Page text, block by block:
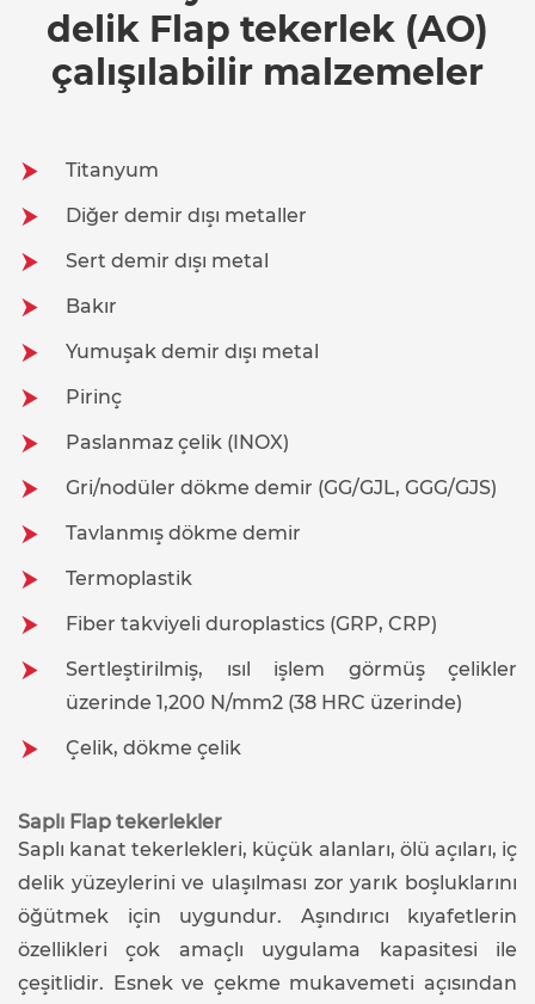
delik Flap tekerlek (AO)
çalışılabilir malzemeler
Titanyum
Diğer demir dışı metaller
Sert demir dışı metal
Bakır
Yumuşak demir dışı metal
Pirinç
Paslanmaz çelik (INOX)
Gri/nodüler dökme demir (GG/GJL, GGG/GJS)
Tavlanmış dökme demir
Termoplastik
Fiber takviyeli duroplastics (GRP, CRP)
Sertleştirilmiş, ısıl işlem görmüş çelikler
üzerinde 1,200 N/mm2 (38 HRC üzerinde)
Çelik, dökme çelik
Saplı Flap tekerlekler
Saplı kanat tekerlekleri, küçük alanları, ölü açıları, iç
delik yüzeylerini ve ulaşılması zor yarık boşluklarını
öğütmek için uygundur. Aşındırıcı kıyafetlerin
özellikleri çok amaçlı uygulama kapasitesi ile
çeşitlidir. Esnek ve çekme mukavemeti açısından